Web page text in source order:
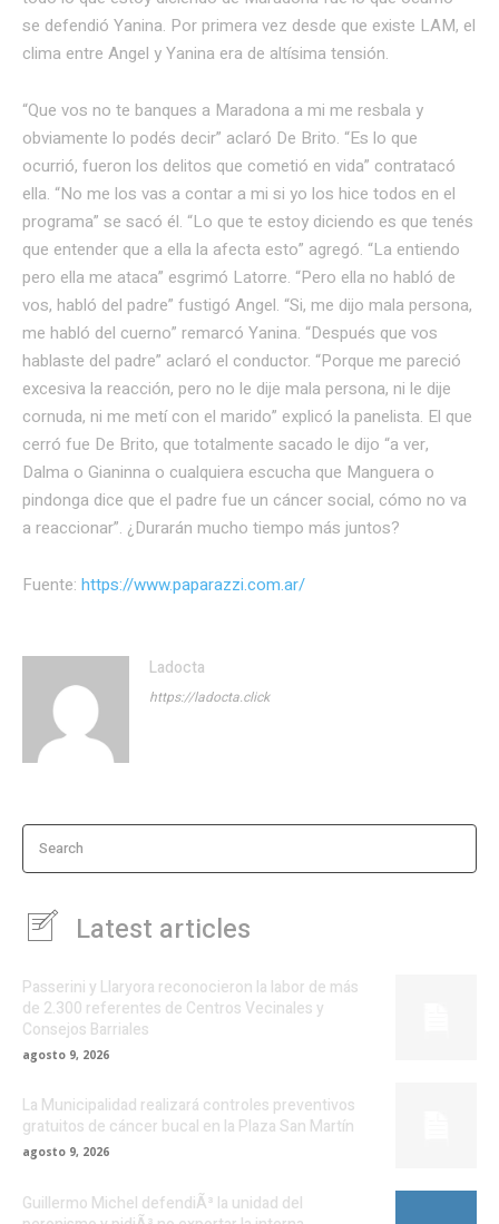
se defendió Yanina. Por primera vez desde que existe LAM, el
clima entre Angel y Yanina era de altísima tensión.
“Que vos no te banques a Maradona a mi me resbala y
obviamente lo podés decir” aclaró De Brito. “Es lo que
ocurrió, fueron los delitos que cometió en vida” contratacó
ella. “No me los vas a contar a mi si yo los hice todos en el
programa” se sacó él. “Lo que te estoy diciendo es que tenés
que entender que a ella la afecta esto” agregó. “La entiendo
pero ella me ataca” esgrimó Latorre. “Pero ella no habló de
vos, habló del padre” fustigó Angel. “Si, me dijo mala persona,
me habló del cuerno” remarcó Yanina. “Después que vos
hablaste del padre” aclaró el conductor. “Porque me pareció
excesiva la reacción, pero no le dije mala persona, ni le dije
cornuda, ni me metí con el marido” explicó la panelista. El que
cerró fue De Brito, que totalmente sacado le dijo “a ver,
Dalma o Gianinna o cualquiera escucha que Manguera o
pindonga dice que el padre fue un cáncer social, cómo no va
a reaccionar”. ¿Durarán mucho tiempo más juntos?
Fuente: https://www.paparazzi.com.ar/
Ladocta
https://ladocta.click
Search
Latest articles
Passerini y Llaryora reconocieron la labor de más
de 2.300 referentes de Centros Vecinales y
Consejos Barriales
agosto 9, 2026
La Municipalidad realizará controles preventivos
gratuitos de cáncer bucal en la Plaza San Martín
agosto 9, 2026
Guillermo Michel defendiÃ³ la unidad del